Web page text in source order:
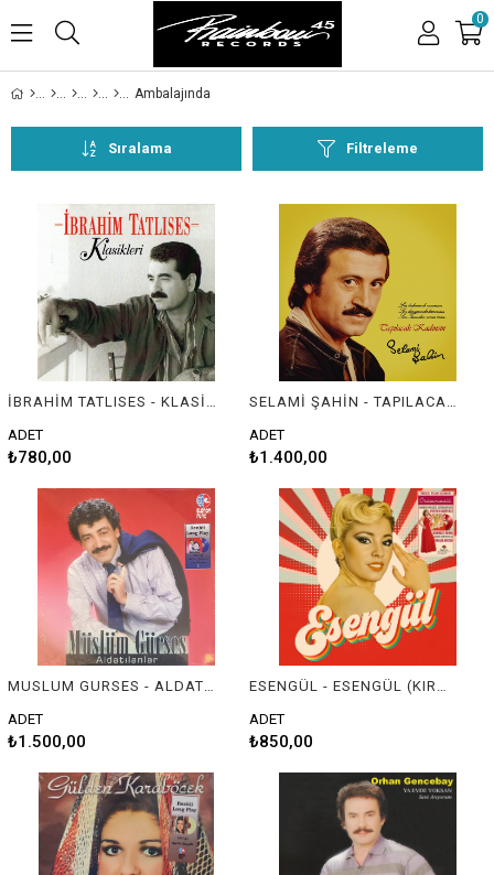
0
Ambalajında
Filtreleme
Sıralama
İBRAHİM TATLISES - KLASİKLERİ
ADET
₺780,00
SELAMİ ŞAHİN - TAPILACAK KADINSIN
ADET
₺1.400,00
MUSLUM GURSES - ALDATILANLAR
ADET
₺1.500,00
ESENGÜL - ESENGÜL (KIRMIZI RENKLİ PLAK)
ADET
₺850,00